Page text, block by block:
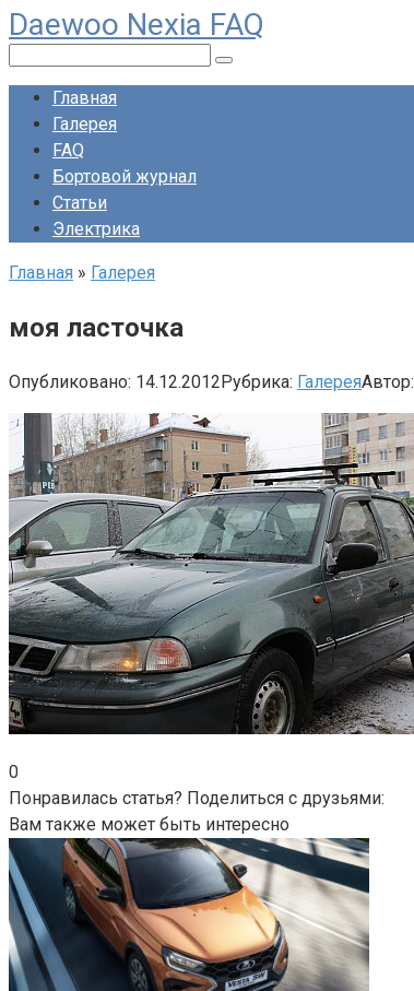
Перейти
к
контенту
Daewoo Nexia FAQ
Главная
Галерея
FAQ
Бортовой журнал
Статьи
Электрика
Главная » Галерея
моя ласточка
Опубликовано: 14.12.2012Рубрика: ГалереяАвтор:
0
Понравилась статья? Поделиться с друзьями:
Вам также может быть интересно